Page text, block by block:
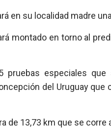
en su localidad madre
montado en torno al
pruebas especiales que
del Uruguay
de 13,73 km que se corre